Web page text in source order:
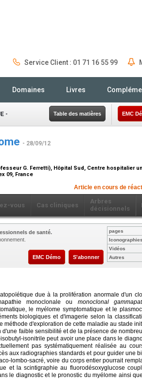
Service Client : 01 71 16 55 99
Domaines Livres
-
Table des matières EMC
- 28/09/12
G. Ferretti), Hôpital Sud, Centre hospitalier
09, France
Article en cours de
vous Cas cliniques
Arbres
décisionnels
de santé.
EMC Démo S'abonner
pages
Iconographies
Vidéos
Autres
due à la prolifération anormale d'un
monoclonale ou monoclonal
le myélome symptomatique et le
biologiques et d'imagerie selon la
d'exploration de cette maladie au stade
faible sensibilité et de la présence de
isonitrile peut avoir une place dans le
pas systématiquement réalisée au
aux radiographies standards et pour guider une
lombo-sacré, voire du corps entier pourrait
et la scintigraphie au fluorodésoxyglucose
le diagnostic et le pronostic du myélome ainsi